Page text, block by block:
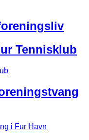
Tennisklub